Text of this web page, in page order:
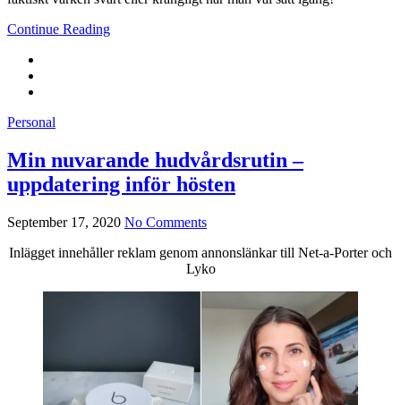
Continue Reading
Personal
Min nuvarande hudvårdsrutin –
uppdatering inför hösten
September 17, 2020 No Comments
Inlägget innehåller reklam genom annonslänkar till Net-a-Porter och
Lyko